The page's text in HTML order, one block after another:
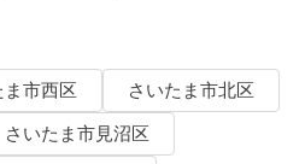
ま市西区
さいたま市北区
さいたま市見沼区